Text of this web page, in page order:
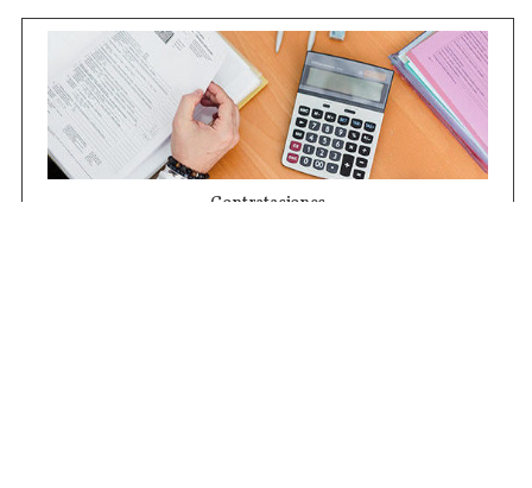
Contrataciones